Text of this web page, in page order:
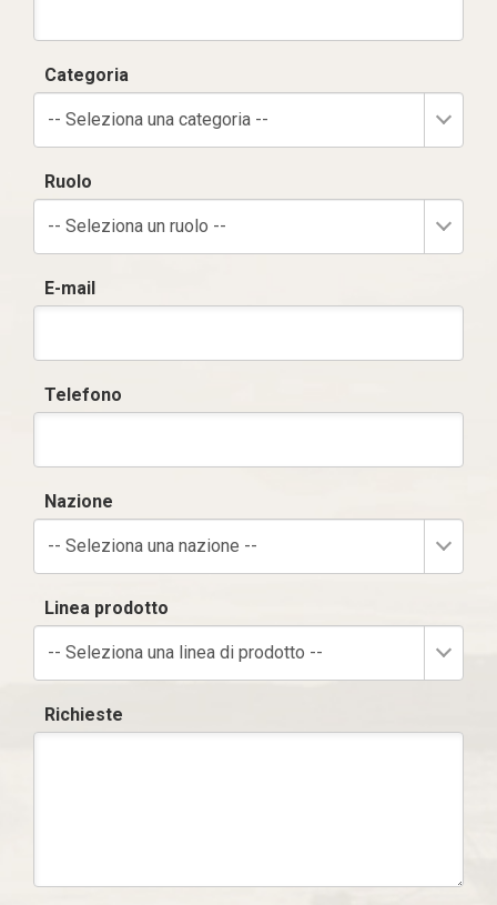
Categoria
-- Seleziona una categoria --
Ruolo
-- Seleziona un ruolo --
E-mail
Telefono
Nazione
-- Seleziona una nazione --
Linea prodotto
-- Seleziona una linea di prodotto --
Richieste